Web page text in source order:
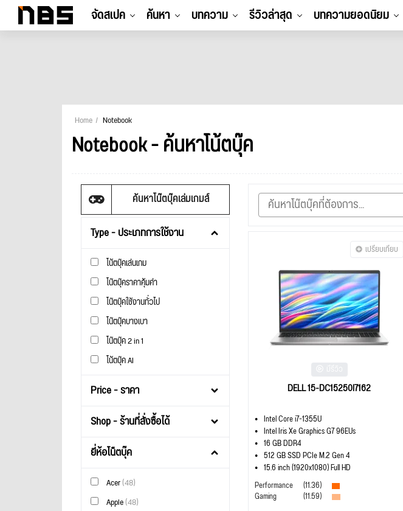
จัดสเปค ค้นหา บทความ รีวิวล่าสุด บทความยอดนิยม
Home Notebook
Notebook - ค้นหาโน้ตบุ๊ค
ค้นหาโน๊ตบุ๊คเล่มเกมส์
Type - ประเภทการใช้งาน
โน้ตบุ๊คเล่นเกม
โน๊ตบุ๊คราคาคุ้มค่า
โน๊ตบุ๊คใช้งานทั่วไป
โน๊ตบุ๊คบางเบา
โน๊ตบุ๊ค 2 in 1
โน้ตบุ๊ค AI
Price - ราคา
Shop - ร้านที่สั่งซื้อได้
ยี่ห้อโน็ตบุ๊ค
Acer(48)
Apple(48)
เปรียบเทียบ
DELL 15-DC15250I7162
Intel Core i7-1355U
Intel Iris Xe Graphics G7 96EUs
16 GB DDR4
512 GB SSD PCIe M.2 Gen 4
15.6 inch (1920x1080) Full HD
Performance
(11.36)
Gaming (11.59)